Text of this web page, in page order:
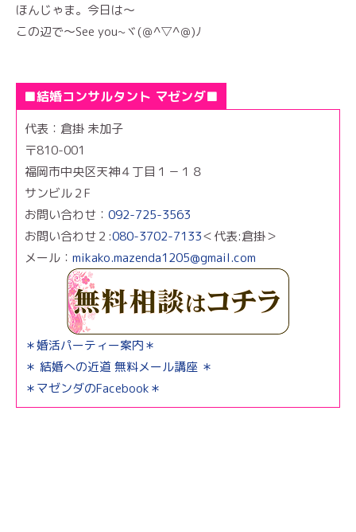
ほんじゃま。今日は～
この辺で～See you~ヾ(＠^▽^＠)ﾉ
■結婚コンサルタント マゼンダ■
代表：倉掛 未加子
〒810-001
福岡市中央区天神４丁目１－１８
サンビル２F
お問い合わせ： 092-725-3563
お問い合わせ２:080-3702-7133＜代表:倉掛＞
メール： mikako.mazenda1205@gmail.com
＊婚活パーティー案内＊
＊ 結婚への近道 無料メール講座 ＊
＊マゼンダのFacebook＊